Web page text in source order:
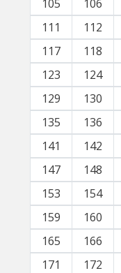
105
106
111
112
117
118
123
124
129
130
135
136
141
142
147
148
153
154
159
160
165
166
171
172